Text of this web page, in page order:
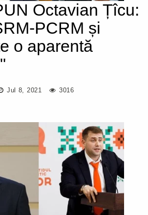
Octavian Țîcu:
PCRM și
o aparentă
Jul 8, 2021 3016